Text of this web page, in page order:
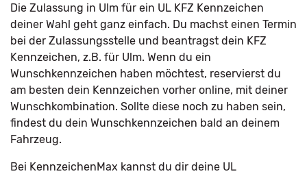
Die Zulassung in Ulm für ein UL KFZ Kennzeichen
deiner Wahl geht ganz einfach. Du machst einen Termin
bei der Zulassungsstelle und beantragst dein KFZ
Kennzeichen, z.B. für Ulm. Wenn du ein
Wunschkennzeichen haben möchtest, reservierst du
am besten dein Kennzeichen vorher online, mit deiner
Wunschkombination. Sollte diese noch zu haben sein,
findest du dein Wunschkennzeichen bald an deinem
Fahrzeug.
Bei KennzeichenMax kannst du dir deine UL